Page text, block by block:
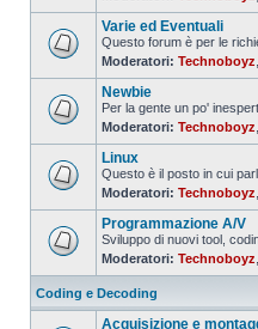
messaggio
da
leggere
Nessun
messaggio
da
leggere
Varie ed Eventuali
Questo forum è per le
Moderatori: Technoboyz
Nessun
messaggio
leggere
Newbie
Per la gente un po'
Moderatori: Technoboyz
Nessun
messaggio
da
leggere
Linux
Questo è il posto in cui
Moderatori: Technoboyz
Nessun
messaggio
da
leggere
Programmazione A/V
Sviluppo di nuovi tool,
Moderatori: Technoboyz
Coding e Decoding
Acquisizione e